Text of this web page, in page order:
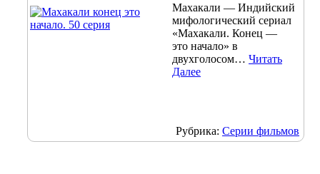
Махакали — Индийский
мифологический сериал
«Махакали. Конец —
это начало» в
двухголосом… Читать
Далее
Рубрика: Серии фильмов